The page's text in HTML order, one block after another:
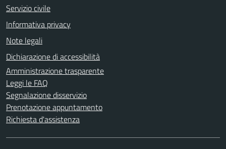
Servizio civile
Informativa privacy
Note legali
Dichiarazione di accessibilità
Amministrazione trasparente
Leggi le FAQ
Segnalazione disservizio
Prenotazione appuntamento
Richiesta d'assistenza